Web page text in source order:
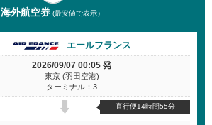
海外航空券 (最安値で表示）
エールフランス
2026/09/07 00:05 発
東京 (羽田空港)
ターミナル：3
直行便14時間55分